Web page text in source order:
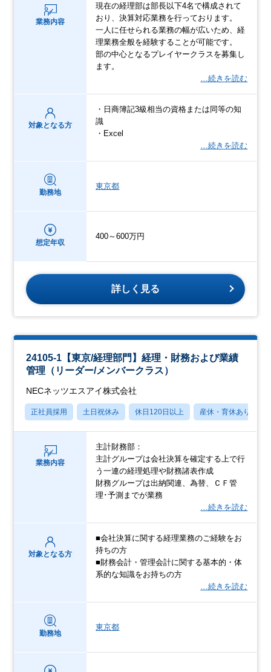
業務内容
現在の経理部は部長以下4名で構成されて
おり、決算対応業務を行っております。
一人に任せられる業務の幅が広いため、経
理業務全般を経験することが可能です。
部の中心となるプレイヤークラスを募集し
ます。
…続きを読む
対象となる方
・日商簿記3級相当の資格または同等の知
識
・Excel
…続きを読む
勤務地
東京都
想定年収
400～600万円
詳しく見る
24105-1【東京/経理部門】経理・財務および業績
管理（リーダー/メンバークラス）
NECネッツエスアイ株式会社
正社員採用 土日祝休み 休日120日以上 産休・育休あり
業務内容
主計財務部：
主計グループは会社決算を確定する上で行
う一連の経理処理や財務諸表作成
財務グループは出納関連、為替、ＣＦ管
理･予測までが業務
…続きを読む
対象となる方
■会社決算に関する経理業務のご経験をお
持ちの方
■財務会計・管理会計に関する基本的・体
系的な知識をお持ちの方
…続きを読む
勤務地
東京都